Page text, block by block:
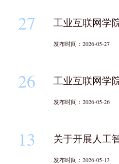
27 工业互联网学
发布时间：2026-05-27
26 工业互联网学
发布时间：2026-05-26
13 关于开展人工
发布时间：2026-05-13